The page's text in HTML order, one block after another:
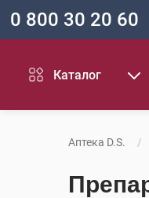
0 800 30 20 60
Каталог
Аптека D.S.